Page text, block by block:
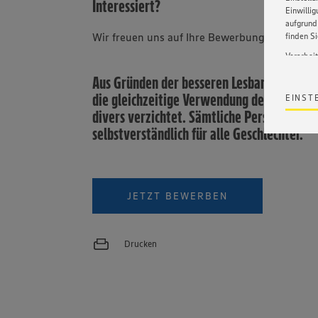
finden
Wir
ohne
Satz 1
Interessiert?
Wir freuen uns auf Ihre Bewerbung.
Aus Gründen der besseren Lesbarkeit
die gleichzeitige Verwendung der
divers verzichtet. Sämtliche
selbstverständlich für alle Geschlechter.
JETZT BEWERBEN
Drucken